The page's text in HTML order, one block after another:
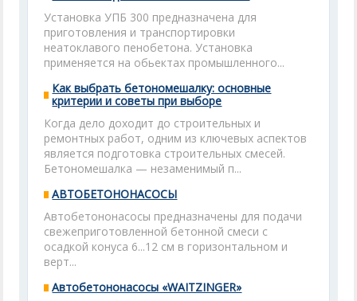
Установка УПБ 300 предназначена для
приготовления и транспортировки
неатоклавого пенобетона. Установка
применяется на обьектах промышленного...
Как выбрать бетономешалку: основные
критерии и советы при выборе
Когда дело доходит до строительных и
ремонтных работ, одним из ключевых аспектов
является подготовка строительных смесей.
Бетономешалка — незаменимый п...
АВТОБЕТОНОНАСОСЫ
Автобетононасосы предназначены для подачи
свежеприготовленной бетонной смеси с
осадкой конуса 6...12 см в горизонтальном и
верт...
Автобетононасосы «WAITZINGER»